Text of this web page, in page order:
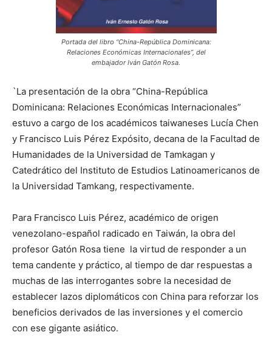
Portada del libro “China-República Dominicana:
Relaciones Económicas Internacionales”, del
embajador Iván Gatón Rosa.
`La presentación de la obra “China-República
Dominicana: Relaciones Económicas Internacionales”
estuvo a cargo de los académicos taiwaneses Lucía Chen
y Francisco Luis Pérez Expósito, decana de la Facultad de
Humanidades de la Universidad de Tamkagan y
Catedrático del Instituto de Estudios Latinoamericanos de
la Universidad Tamkang, respectivamente.
Para Francisco Luis Pérez, académico de origen
venezolano-español radicado en Taiwán, la obra del
profesor Gatón Rosa tiene la virtud de responder a un
tema candente y práctico, al tiempo de dar respuestas a
muchas de las interrogantes sobre la necesidad de
establecer lazos diplomáticos con China para reforzar los
beneficios derivados de las inversiones y el comercio
con ese gigante asiático.